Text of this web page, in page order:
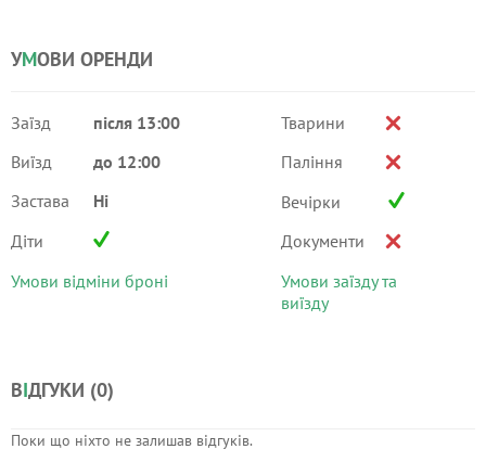
УМОВИ ОРЕНДИ
Заїзд
після 13:00
Виїзд
до 12:00
Застава
Ні
Діти
Умови відміни броні
Тварини
Паління
Вечірки
Документи
Умови заїзду та
виїзду
ВІДГУКИ (0)
Поки що ніхто не залишав відгуків.